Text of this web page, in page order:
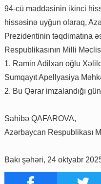
94-cü maddəsinin ikinci
hissəsinə uyğun olaraq,
Prezidentinin təqdimatına
Respublikasının Milli
1. Ramin Adilxan oğlu
Sumqayıt Apellyasiya
2. Bu Qərar imzalandığı
Sahibə QAFAROVA,
Azərbaycan Respublikası
Bakı şəhəri, 24 oktyabr